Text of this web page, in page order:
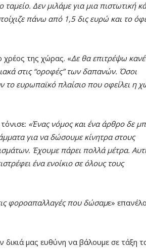
Δεν μιλάμε για μια πιστωτική
πάνω από 1,5 δις ευρώ και το
χρέος της χώρας. «Δε θα επιτρέψω
στις “οροφές” των δαπανών. Όσοι
το ευρωπαϊκό πλαίσιο που οφείλει η
«Ένας νόμος και ένα άρθρο δε
για να δώσουμε κίνητρα στους
Έχουμε πάρει πολλά μέτρα.
ένα ενοίκιο σε όλους τους
φοροαπαλλαγές που δώσαμε»
μας ευθύνη να βάλουμε σε τάξη